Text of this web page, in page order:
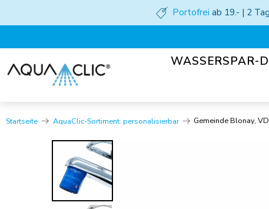
Portofrei ab 19.- | 2
WASSERSPAR-
Startseite AquaClic-Sortiment: personalisierbar Gemeinde Blonay,